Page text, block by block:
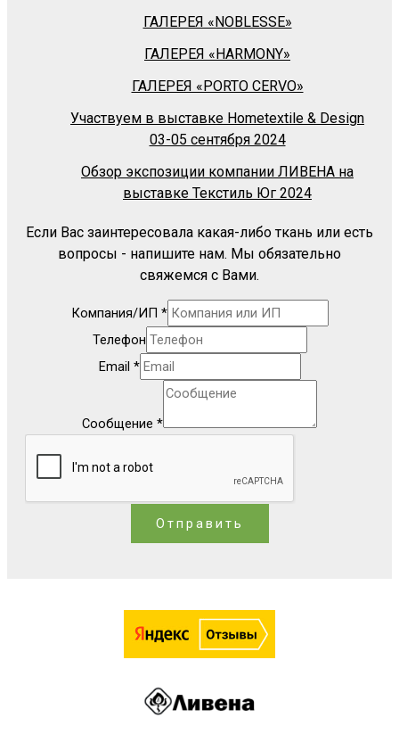
ГАЛЕРЕЯ «NOBLESSE»
ГАЛЕРЕЯ «HARMONY»
ГАЛЕРЕЯ «PORTO CERVO»
Участвуем в выставке Hometextile & Design
03-05 сентября 2024
Обзор экспозиции компании ЛИВЕНА на
выставке Текстиль Юг 2024
Если Вас заинтересовала какая-либо ткань или есть
вопросы - напишите нам. Мы обязательно
свяжемся с Вами.
Компания/ИП *
Телефон
Email *
Сообщение *
Отправить